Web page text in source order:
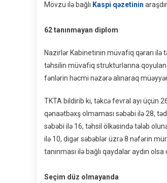
Mövzu ilə bağlı Kaspi qəzetinin
62 tanınmayan diplom
Nazirlər Kabinetinin müvafiq qərarı ilə
təhsilin müvafiq strukturlarına qoyulan
fənlərin həcmi nəzərə alınaraq
TKTA bildirib ki, təkcə fevral ayı üçün
qənaətbəxş olmaması səbəbi ilə 28,
səbəbi ilə 16, təhsil ölkəsində tələb
ilə 10, digər səbəblər üzrə 8 nəfərin
tanınması ilə bağlı qaydalar aydın
Seçim düz olmayanda